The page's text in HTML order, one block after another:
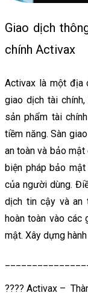
Giao dịch
chính Activax
Activax là một địa
giao dịch tài
sản phẩm tài
tiềm năng. Sàn
an toàn và bảo mật
biện pháp bảo
của người dùng.
dịch tin cậy và an
hoàn toàn vào các
mật. Xây dựng
???? Activax –